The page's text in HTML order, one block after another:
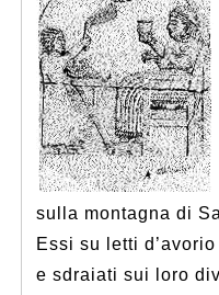
sulla montagna di
Essi su letti d’avorio
e sdraiati sui loro